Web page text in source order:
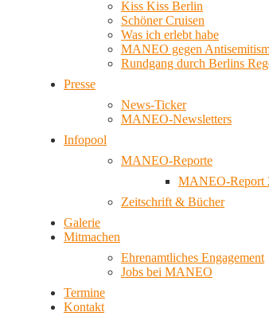
Kiss Kiss Berlin
Schöner Cruisen
Was ich erlebt habe
MANEO gegen
Rundgang durch Berlins
Presse
News-Ticker
MANEO-Newsletters
Infopool
MANEO-Reporte
MANEO-Report
Zeitschrift & Bücher
Galerie
Mitmachen
Ehrenamtliches Engagement
Jobs bei MANEO
Termine
Kontakt